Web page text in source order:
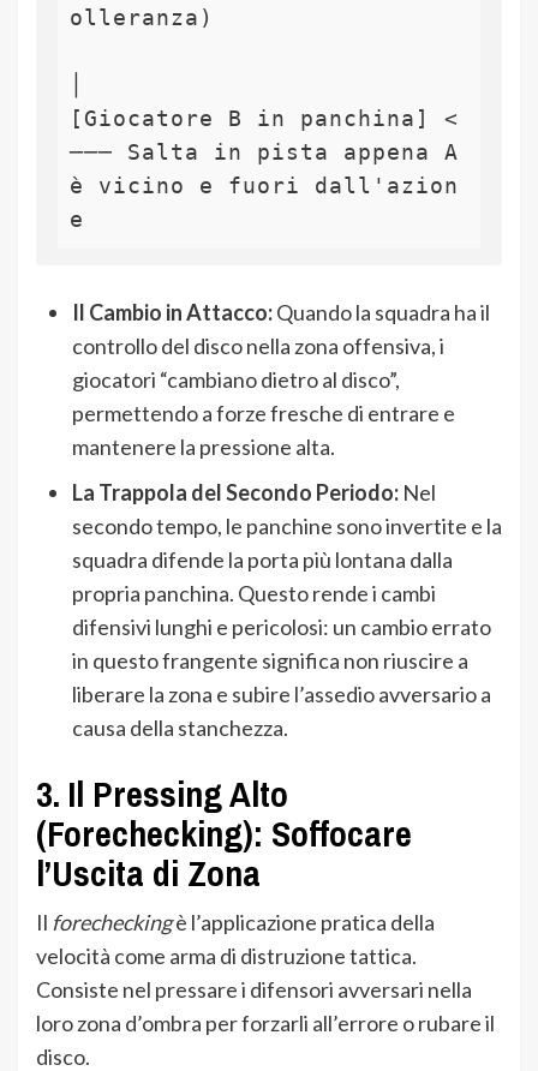
olleranza)
[Giocatore B in panchina] <
─── Salta in pista appena A
è vicino e fuori dall'azion
Il Cambio in Attacco:Quando la squadra ha il
controllo del disco nella zona offensiva, i
giocatori “cambiano dietro al disco”,
permettendo a forze fresche di entrare e
mantenere la pressione alta.
La Trappola del Secondo Periodo: Nel
secondo tempo, le panchine sono invertite e la
squadra difende la porta più lontana dalla
propria panchina. Questo rende i cambi
difensivi lunghi e pericolosi: un cambio errato
in questo frangente significa non riuscire a
liberare la zona e subire l’assedio avversario a
causa della stanchezza.
3. Il Pressing Alto
(Forechecking): Soffocare
l’Uscita di Zona
Il forecheckingè l’applicazione pratica della
velocità come arma di distruzione tattica.
Consiste nel pressare i difensori avversari nella
loro zona d’ombra per forzarli all’errore o rubare il
disco.